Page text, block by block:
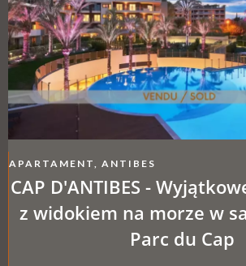
APARTAMENT, ANTIBES
CAP D'ANTIBES -
z widokiem na morze w
Parc du Cap